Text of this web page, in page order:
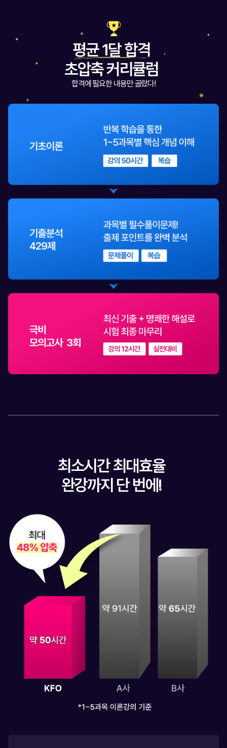
평균 1달 합격
초압축 커리큘럼
합격에 필요한 내용만 골랐다!
최소시간 최대효율
완강까지 단 번에!